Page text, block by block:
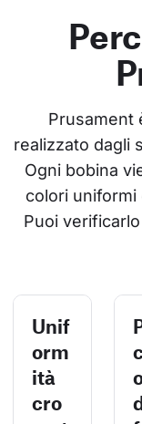
Prusament
realizzato dagli
Ogni bobina
colori uniformi
Puoi
Unif
orm
ità
cro